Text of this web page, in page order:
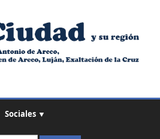
Sociales ▼